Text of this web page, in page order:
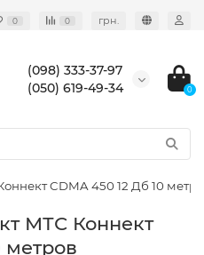
0 0 грн.
(098) 333-37-97
(050) 619-49-34
0
CDMA 450 12 Дб 10
МТС Коннект
метров